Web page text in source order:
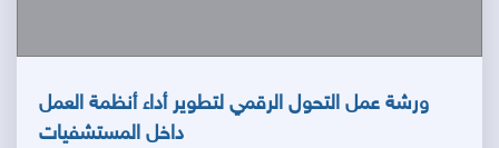
ورشة عمل التحول الرقمي لتطوير أداء أنظمة العمل
داخل المستشفيات